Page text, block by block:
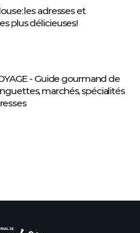
les adresses et
plus délicieuses!
- Guide gourmand de
marchés, spécialités